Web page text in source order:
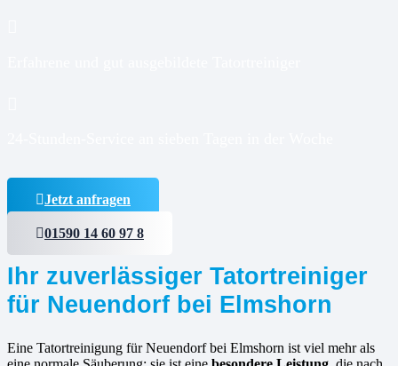
Jetzt anfragen
01590 14 60 97 8
Ihr zuverlässiger Tatortreiniger
für Neuendorf bei Elmshorn
Eine Tatortreinigung für Neuendorf bei Elmshorn ist viel mehr als